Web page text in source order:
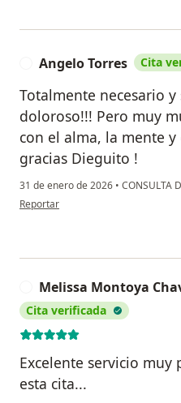
Angelo Torres Cita
Totalmente necesario
doloroso!!! Pero muy
con el alma, la mente
gracias Dieguito !
31 de enero de 2026 • CONSULTA
en opinión del usuario Angelo Torres
Reportar
Melissa Montoya
Cita verificada
Excelente servicio
esta cita...